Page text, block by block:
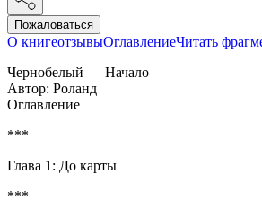
Пожаловаться
О книгеотзывыОглавлениеЧитать
Чернобелый — Начало
Автор: Роланд
Оглавление
***
Глава 1: До карты
***